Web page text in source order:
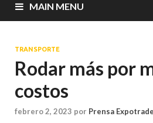
MAIN MENU
TRANSPORTE
Rodar más por
costos
febrero 2, 2023 por Prensa Expotrade